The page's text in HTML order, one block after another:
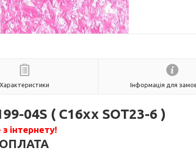
Характеристики Інформація для
04S ( C16xx SOT23-6 )
інтернету!